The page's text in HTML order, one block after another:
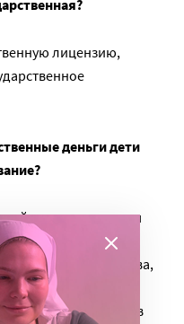
лицензию,
деньги дети
заказ, даем детям
программам.
нашего государства,
государство
обучения ребенка в